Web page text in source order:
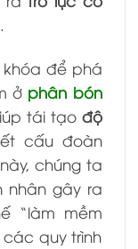
khóa để phá
ở phân bón
tái tạo độ
cấu đoàn
chúng ta
nhân gây ra
“làm mềm
quy trình